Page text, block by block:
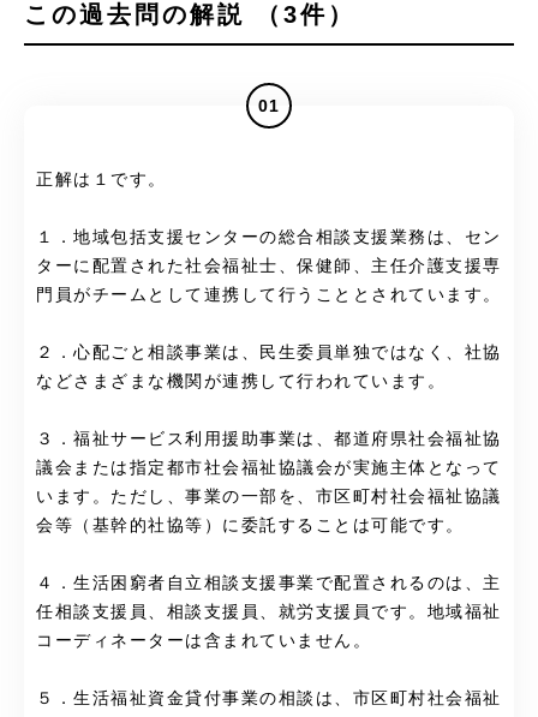
この過去問の解説 （3件）
01
正解は１です。
１．地域包括支援センターの総合相談支援業務は、セン
ターに配置された社会福祉士、保健師、主任介護支援専
門員がチームとして連携して行うこととされています。
２．心配ごと相談事業は、民生委員単独ではなく、社協
などさまざまな機関が連携して行われています。
３．福祉サービス利用援助事業は、都道府県社会福祉協
議会または指定都市社会福祉協議会が実施主体となって
います。ただし、事業の一部を、市区町村社会福祉協議
会等（基幹的社協等）に委託することは可能です。
４．生活困窮者自立相談支援事業で配置されるのは、主
任相談支援員、相談支援員、就労支援員です。地域福祉
コーディネーターは含まれていません。
５．生活福祉資金貸付事業の相談は、市区町村社会福祉